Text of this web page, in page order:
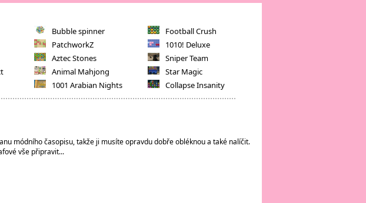
Bubble spinner
PatchworkZ
Aztec Stones
Animal Mahjong
1001 Arabian Nights
Football Crush
1010! Deluxe
Sniper Team
Star Magic
Collapse Insanity
módního časopisu, takže ji musíte opravdu dobře obléknou a také nalíčit.
vše připravit...